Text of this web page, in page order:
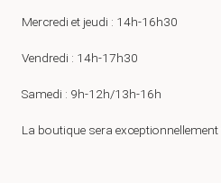
Mercredi et jeudi : 14h-16h30
Vendredi : 14h-17h30
Samedi : 9h-12h/13h-16h
La boutique sera exceptionnellement